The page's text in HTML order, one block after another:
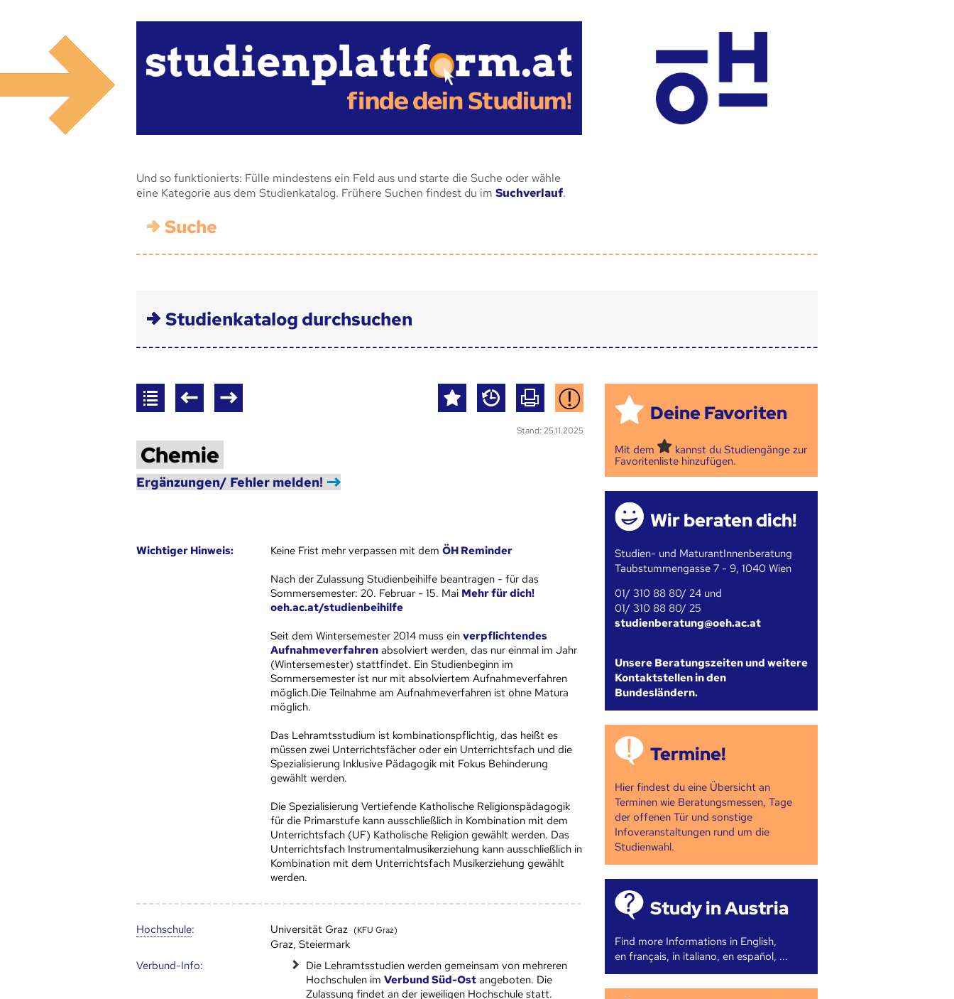
Und so funktionierts: Fülle mindestens ein Feld aus und starte die Suche oder wähle
eine Kategorie aus dem Studienkatalog. Frühere Suchen findest du im Suchverlauf.
Suche
Studienkatalog durchsuchen
Stand: 25.11.2025
Chemie
Ergänzungen/ Fehler melden!
Wich­ti­ger Hin­weis: Keine Frist mehr verpassen mit dem ÖH Reminder
Nach der Zulassung Studienbeihilfe beantragen - für das
Sommersemester: 20. Februar - 15. Mai Mehr für dich!
oeh.ac.at/studienbeihilfe
Seit dem Wintersemester 2014 muss ein verpflichtendes
Aufnahmeverfahrenabsolviert werden, das nur einmal im Jahr
(Wintersemester) stattfindet. Ein Studienbeginn im
Sommersemester ist nur mit absolviertem Aufnahmeverfahren
möglich.Die Teilnahme am Aufnahmeverfahren ist ohne Matura
möglich.
Das Lehramtsstudium ist kombinationspflichtig, das heißt es
müssen zwei Unterrichtsfächer oder ein Unterrichtsfach und die
Spezialisierung Inklusive Pädagogik mit Fokus Behinderung
gewählt werden.
Die Spezialisierung Vertiefende Katholische Religionspädagogik
für die Primarstufe kann ausschließlich in Kombination mit dem
Unterrichtsfach (UF) Katholische Religion gewählt werden. Das
Unterrichtsfach Instrumentalmusikerziehung kann ausschließlich in
Kombination mit dem Unterrichtsfach Musikerziehung gewählt
werden.
Hoch­schule: Universität Graz (KFU Graz)
Graz, Steiermark
Verbund-Info:
Die Lehramtsstudien werden gemeinsam von mehreren
Hoch­schulen im Verbund Süd-Ostangeboten. Die
Zulassung findet an der jeweiligen Hoch­schulestatt.
Deine Favoriten
Mit dem
kannst du Studiengänge zur
Favoritenliste hinzufügen.
Wir beraten dich!
Studien- und MaturantInnenberatung
Taubstummengasse 7 - 9, 1040 Wien
01/ 310 88 80/ 24 und
01/ 310 88 80/ 25
studienberatung@oeh.ac.at
Unsere Beratungszeiten und weitere
Kontaktstellen in den
Bundesländern.
Termine!
Hier findest du eine Übersicht an
Terminen wie Beratungsmessen, Tage
der offenen Tür und sonstige
Infoveranstaltungen rund um die
Studienwahl.
Study in Austria
Find more Informations in English,
en français, in italiano, en español, ...